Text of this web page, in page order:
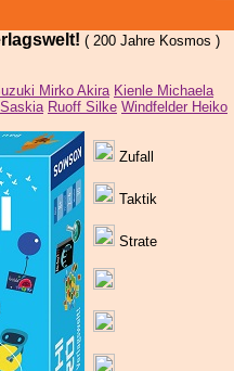
( 200 Jahre Kosmos )
Mirko Akira Kienle Michaela
Ruoff Silke Windfelder Heiko
Zufall
Taktik
Strate